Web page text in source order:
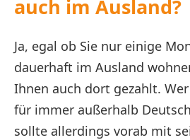
auch im Ausland?
Ja, egal ob Sie nur einige
dauerhaft im Ausland
Ihnen auch dort gezahlt.
für immer außerhalb
sollte allerdings vorab mit